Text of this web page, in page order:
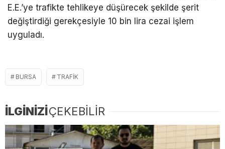
E.E.’ye trafikte tehlikeye düşürecek şekilde şerit
değiştirdiği gerekçesiyle 10 bin lira cezai işlem
uyguladı.
BURSA TRAFIK
İLGİNİZİÇEKEBİLİR